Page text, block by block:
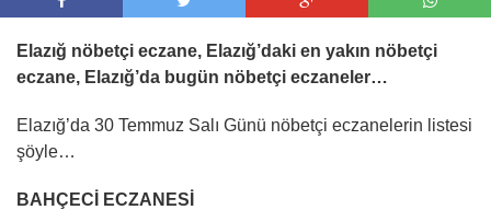
Elazığ nöbetçi eczane, Elazığ’daki en yakın nöbetçi
eczane, Elazığ’da bugün nöbetçi eczaneler…
Elazığ’da 30 Temmuz Salı Günü nöbetçi eczanelerin listesi
şöyle…
BAHÇECİ ECZANESİ